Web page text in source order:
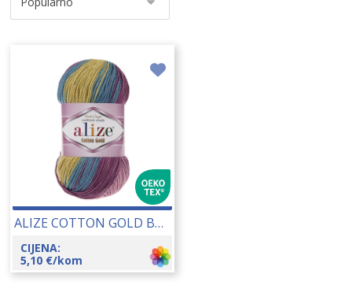
ALIZE COTTON GOLD BATIK 100 GR 14081
CIJENA:
5,10 €/kom